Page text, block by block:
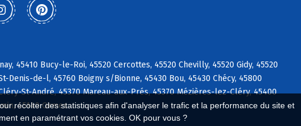
récolter des statistiques afin d'analyser le trafic et la performance du site et
en paramétrant vos cookies. OK pour vous ?
45410 Bucy-le-Roi, 45520 Cercottes, 45520 Chevilly, 45520 Gidy, 45520
Denis-de-l, 45760 Boigny s/Bionne, 45430 Bou, 45430 Chécy, 45800
St-André, 45370 Mareau-aux-Prés, 45370 Mézières-lez-Cléry, 45400
45140 Ormes